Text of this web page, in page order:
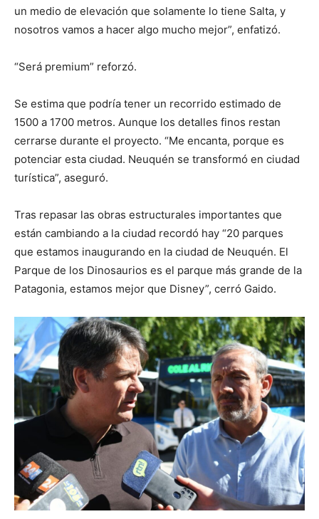
un medio de elevación que solamente lo tiene Salta, y
nosotros vamos a hacer algo mucho mejor”, enfatizó.
“Será premium” reforzó.
Se estima que podría tener un recorrido estimado de
1500 a 1700 metros. Aunque los detalles finos restan
cerrarse durante el proyecto. “Me encanta, porque es
potenciar esta ciudad. Neuquén se transformó en ciudad
turística”, aseguró.
Tras repasar las obras estructurales importantes que
están cambiando a la ciudad recordó hay “20 parques
que estamos inaugurando en la ciudad de Neuquén. El
Parque de los Dinosaurios es el parque más grande de la
Patagonia, estamos mejor que Disney”, cerró Gaido.